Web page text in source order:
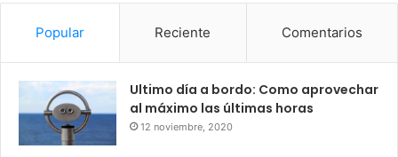
Popular Reciente Comentarios
Ultimo día a bordo: Como aprovechar
al máximo las últimas horas
12 noviembre, 2020